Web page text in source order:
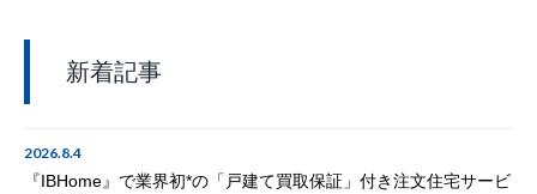
新着記事
2026.8.4
『IBHome』で業界初*の「戸建て買取保証」付き注文住宅サービ